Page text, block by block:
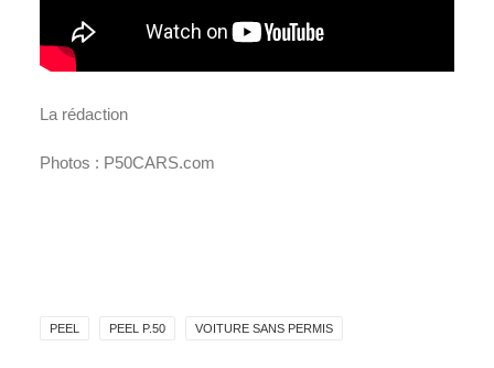
La rédaction
Photos : P50CARS.com
PEEL PEEL P.50 VOITURE SANS PERMIS